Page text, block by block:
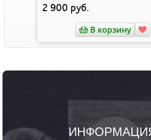
2 900 руб.
В корзину